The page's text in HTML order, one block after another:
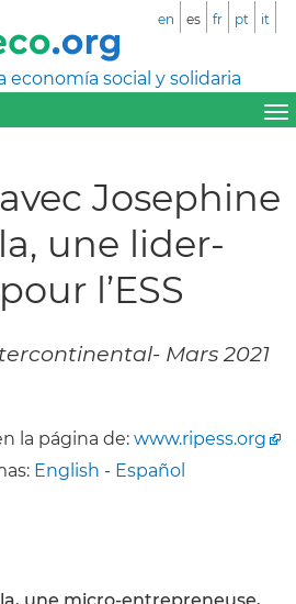
economía social y solidaria
en es fr pt it
Josephine
une lider-
l’ESS
Mars 2021
la página de: www.ripess.org
English - Español